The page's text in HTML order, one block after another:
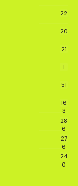
22
20
21
1
51
16
3
28
6
27
6
24
0